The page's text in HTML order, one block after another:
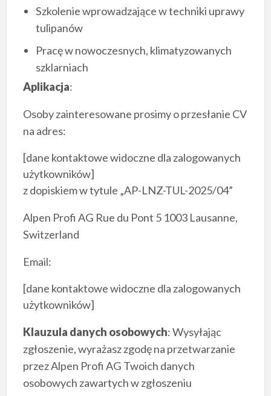
Szkolenie wprowadzające w techniki uprawy
tulipanów
Pracę w nowoczesnych, klimatyzowanych
szklarniach
Aplikacja:
Osoby zainteresowane prosimy o przesłanie CV
na adres:
[dane kontaktowe widoczne dla zalogowanych
użytkowników]
z dopiskiem w tytule „AP-LNZ-TUL-2025/04”
Alpen Profi AG Rue du Pont 5 1003 Lausanne,
Switzerland
Email:
[dane kontaktowe widoczne dla zalogowanych
użytkowników]
Klauzula danych osobowych: Wysyłając
zgłoszenie, wyrażasz zgodę na przetwarzanie
przez Alpen Profi AG Twoich danych
osobowych zawartych w zgłoszeniu